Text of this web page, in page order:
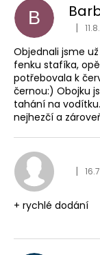
B |
Objednali jsme
fenku stafíka,
potřebovala k
černou:) Obojku
tahání na
nejhezčí a
|
+ rychlé dodání